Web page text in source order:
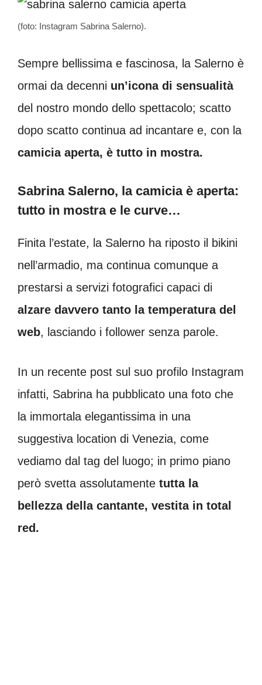
(foto: Instagram Sabrina Salerno).
Sempre bellissima e fascinosa, la Salerno è
ormai da decenni un’icona di sensualità
del nostro mondo dello spettacolo; scatto
dopo scatto continua ad incantare e, con la
camicia aperta, è tutto in mostra.
Sabrina Salerno, la camicia è aperta:
tutto in mostra e le curve…
Finita l’estate, la Salerno ha riposto il bikini
nell’armadio, ma continua comunque a
prestarsi a servizi fotografici capaci di
alzare davvero tanto la temperatura del
web, lasciando i follower senza parole.
In un recente post sul suo profilo Instagram
infatti, Sabrina ha pubblicato una foto che
la immortala elegantissima in una
suggestiva location di Venezia, come
vediamo dal tag del luogo; in primo piano
però svetta assolutamente tutta la
bellezza della cantante, vestita in total
red.